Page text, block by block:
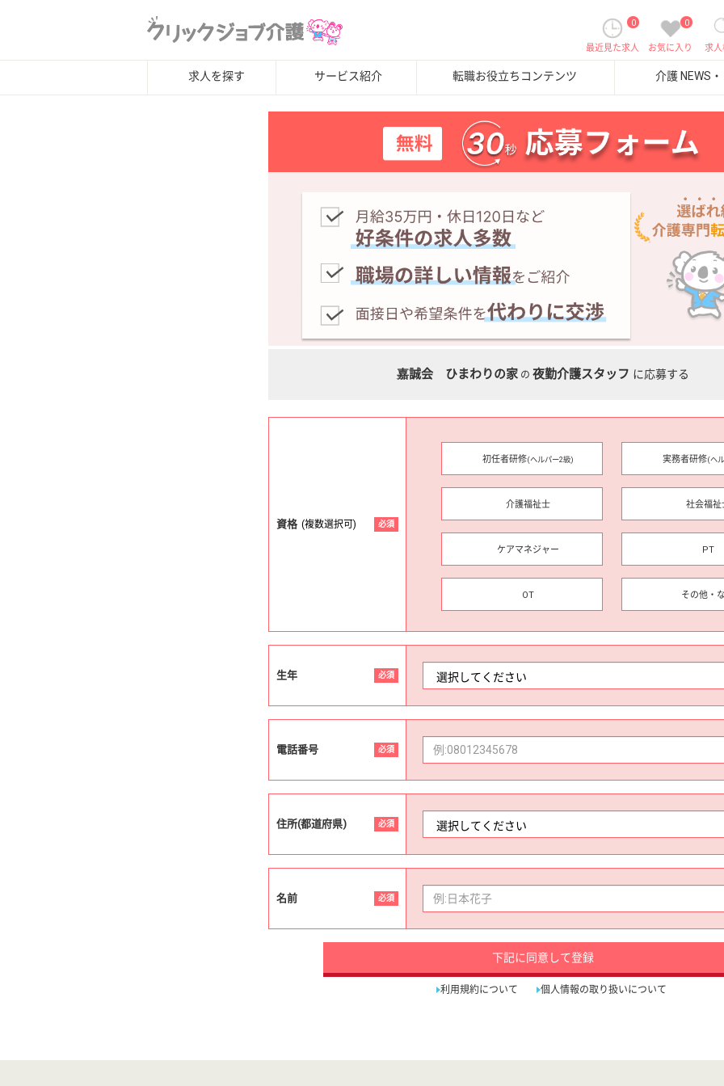
求
0
お気に入り
0
最近見た求人
求人を探す サービス紹介 転職お役立ちコンテンツ 介護 NEWS
嘉誠会 ひまわりの家 の 夜勤介護スタッフ に応募する
資格 (複数選択可) 必須
初任者研修(ヘルパー2級) 実務者研修(ヘ
介護福祉士 社会福祉
ケアマネジャー PT
OT その他・
生年 必須
電話番号 必須
住所(都道府県) 必須
名前 必須
下記に同意して登録
利用規約について 個人情報の取り扱いについて